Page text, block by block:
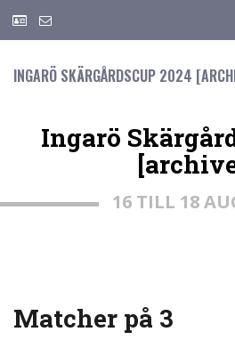
INGARÖ SKÄRGÅRDSCUP 2024
Ingarö
16 TILL 18
Matcher på 3